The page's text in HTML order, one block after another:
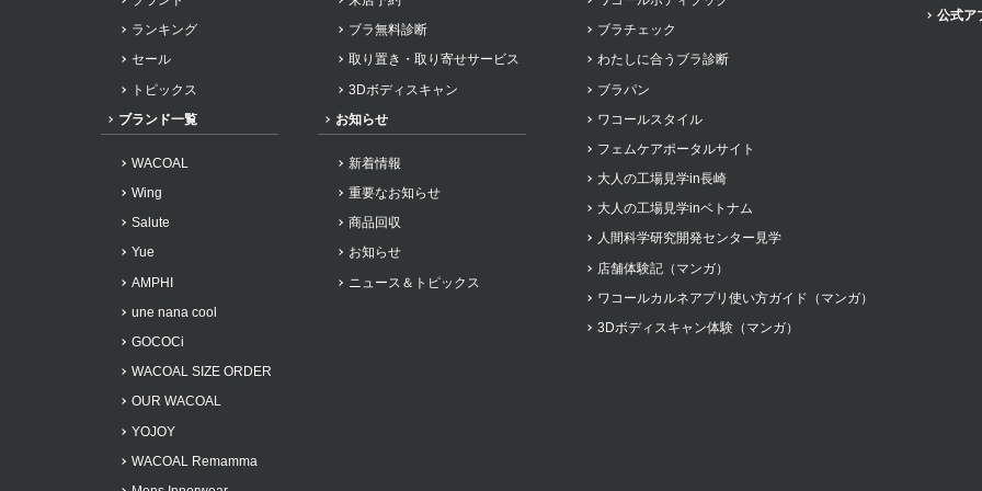
ランキング
セール
トピックス
ブランド一覧
WACOAL
Wing
Salute
Yue
AMPHI
une nana cool
GOCOCi
WACOAL SIZE ORDER
OUR WACOAL
YOJOY
WACOAL Remamma
ブラ無料診断
取り置き・取り寄せサービス
3Dボディスキャン
お知らせ
新着情報
重要なお知らせ
商品回収
お知らせ
ニュース＆トピックス
ブラチェック
わたしに合うブラ診断
ブラパン
ワコールスタイル
フェムケアポータルサイト
大人の工場見学in長崎
大人の工場見学inベトナム
人間科学研究開発センター見学
店舗体験記（マンガ）
ワコールカルネアプリ使い方ガイド（マンガ）
3Dボディスキャン体験（マンガ）
公式ア